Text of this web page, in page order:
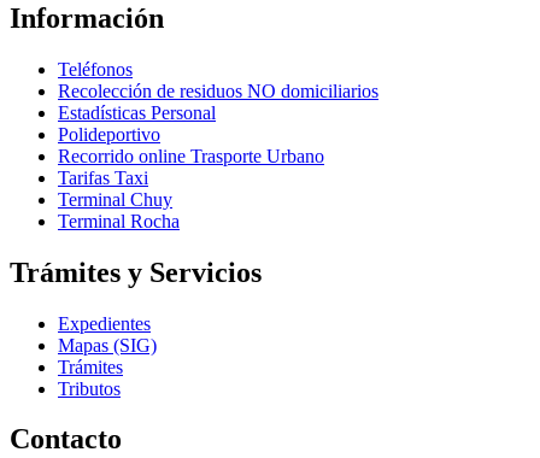
Información
Teléfonos
Recolección de residuos NO domiciliarios
Estadísticas Personal
Polideportivo
Recorrido online Trasporte Urbano
Tarifas Taxi
Terminal Chuy
Terminal Rocha
Trámites y Servicios
Expedientes
Mapas (SIG)
Trámites
Tributos
Contacto